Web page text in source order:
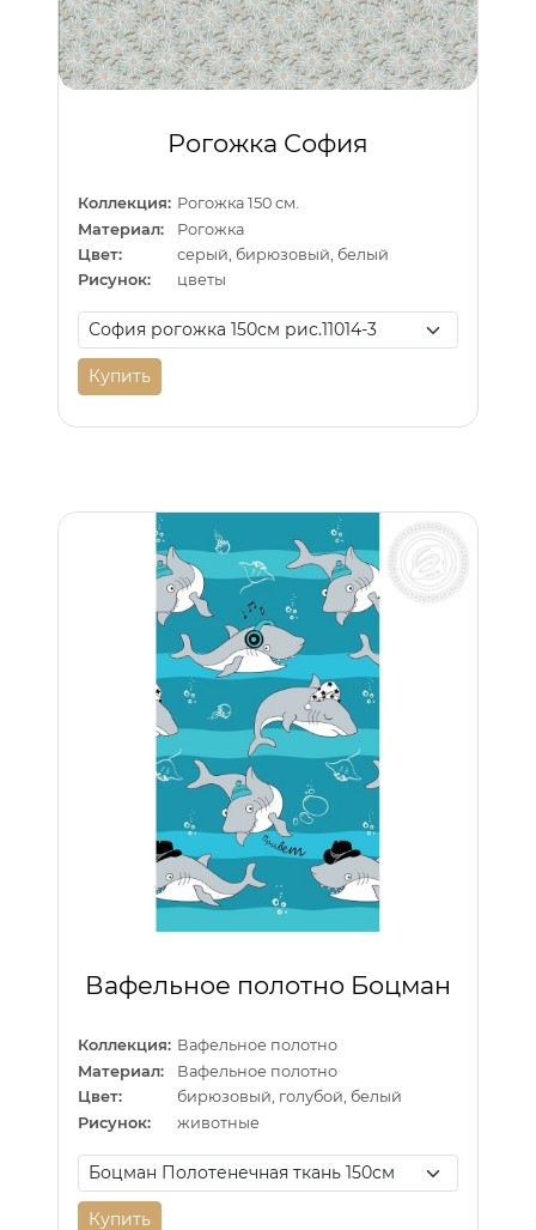
Рогожка София
Коллекция: Рогожка 150 см.
Материал:
Рогожка
Цвет:
серый, бирюзовый, белый
Рисунок:
цветы
Купить
Вафельное полотно Боцман
Коллекция: Вафельное полотно
Материал:
Вафельное полотно
Цвет:
бирюзовый, голубой, белый
Рисунок:
животные
Купить